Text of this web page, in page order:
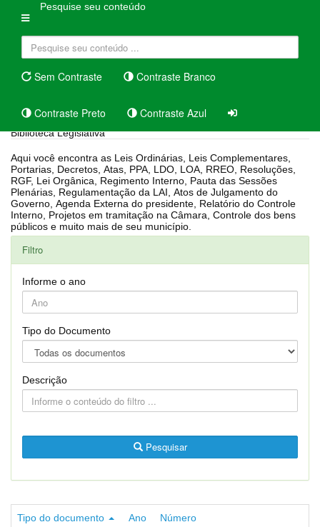
Pesquise seu conteúdo
Sem Contraste Contraste Branco
Contraste Preto Contraste Azul
Biblioteca Legislativa
Aqui você encontra as Leis Ordinárias, Leis Complementares,
Portarias, Decretos, Atas, PPA, LDO, LOA, RREO, Resoluções,
RGF, Lei Orgânica, Regimento Interno, Pauta das Sessões
Plenárias, Regulamentação da LAI, Atos de Julgamento do
Governo, Agenda Externa do presidente, Relatório do Controle
Interno, Projetos em tramitação na Câmara, Controle dos bens
públicos e muito mais de seu município.
Filtro
Informe o ano
Tipo do Documento
Descrição
Pesquisar
Tipo do documento Ano Número